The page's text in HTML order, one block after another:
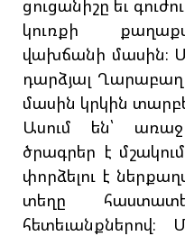
ցուցանիշը եւ
կուռքի
վախճանի մասին։
դարձյալ
մասին կրկին
Ասում են՝
ծրագրեր է
փորձելու է
տեղը
հետեւանքներով։